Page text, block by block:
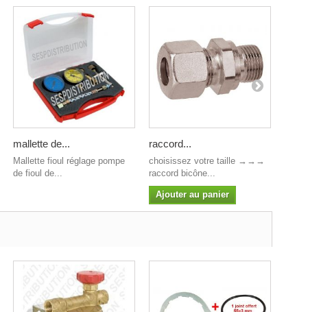
mallette de...
Mallette fioul réglage pompe
de fioul de...
raccord...
choisissez votre taille →→→
raccord bicône...
Ajouter au panier